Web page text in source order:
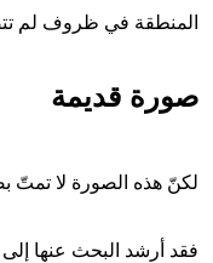
المنطقة في ظروف لم
صورة قديمة
لكنّ هذه الصورة لا تمتّ
فقد أرشد البحث عنها